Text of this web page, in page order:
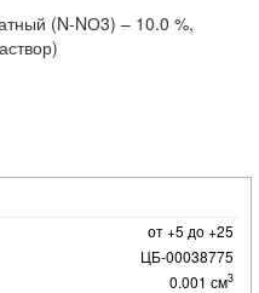
(N-NО3) – 10.0 %,
от +5 до +25
ЦБ-00038775
0.001 см3